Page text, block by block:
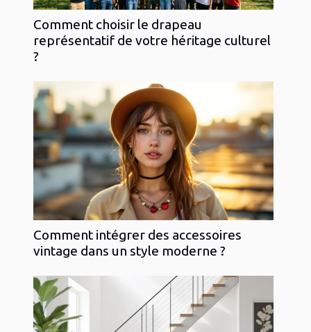
Comment choisir le drapeau
représentatif de votre héritage culturel
?
Comment intégrer des accessoires
vintage dans un style moderne ?